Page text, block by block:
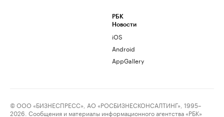
РБК
Новости
iOS
Android
AppGallery
© ООО «БИЗНЕСПРЕСС», АО «РОСБИЗНЕСКОНСАЛТИНГ», 1995–
2026. Сообщения и материалы информационного агентства «РБК»